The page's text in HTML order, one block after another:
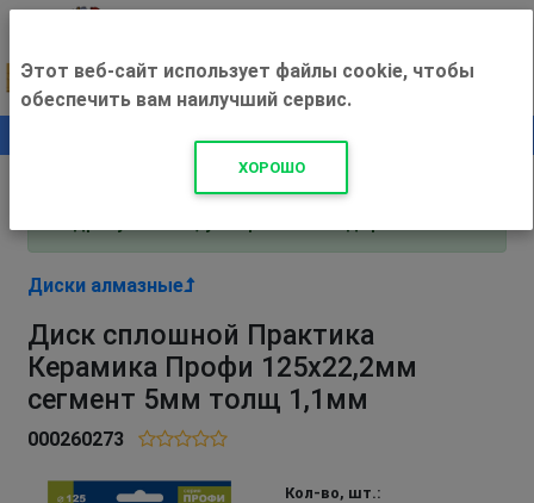
+500 ₽
Внимание! С 3 августа магазин работает по
Диски алмазные
Диск сплошной Практика
Керамика Профи 125х22,2мм
сегмент 5мм толщ 1,1мм
000260273
Кол-во, шт.:
Этот веб-сайт использует файлы cookie, чтобы
обеспечить вам наилучший сервис.
ХОРОШО